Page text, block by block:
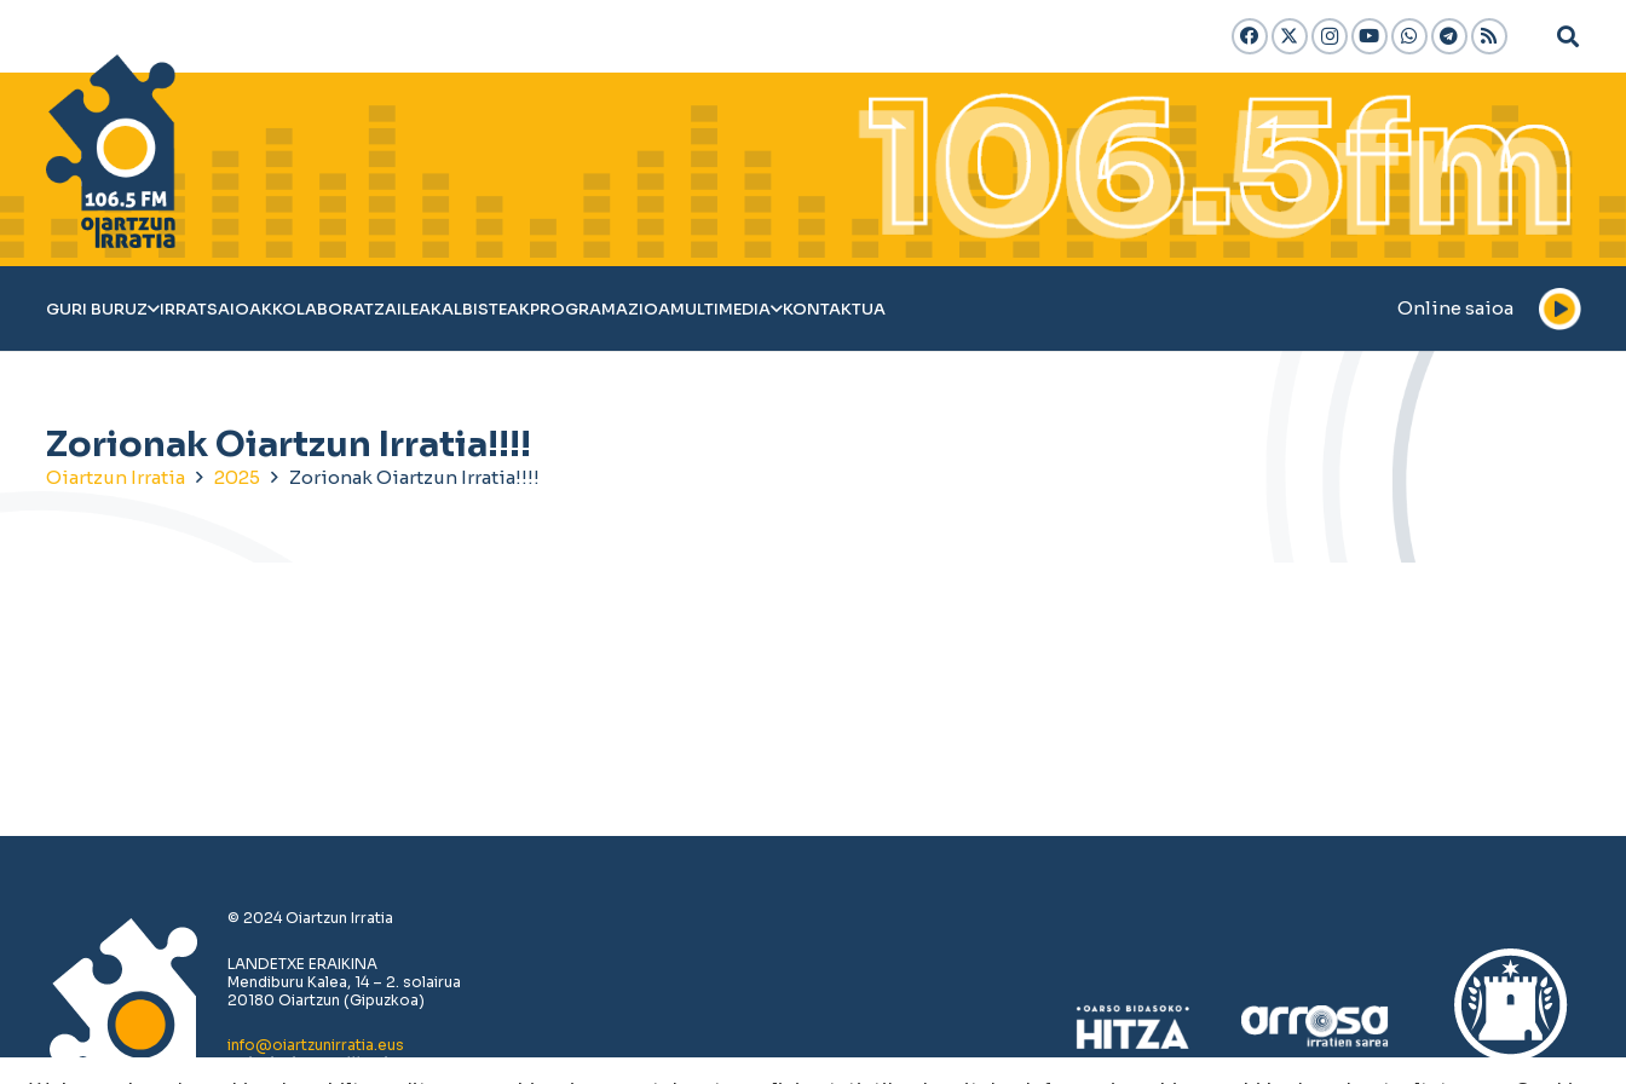
GURI BURUZ IRRATSAIOAKKOLABORATZAILEAKALBISTEAKPROGRAMAZIOAMULTIMEDIA KONTAKTUA Online saioa
Zorionak Oiartzun Irratia!!!!
Oiartzun Irratia 2025 Zorionak Oiartzun Irratia!!!!
© 2024 Oiartzun Irratia
LANDETXE ERAIKINA
Mendiburu Kalea, 14 – 2. solairua
20180 Oiartzun (Gipuzkoa)
info@oiartzunirratia.eus
+34 943 493 711 /// +34 683 379 619